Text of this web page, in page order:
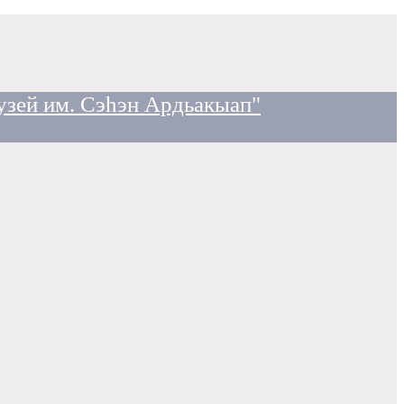
им. Сэһэн Ардьакыап"